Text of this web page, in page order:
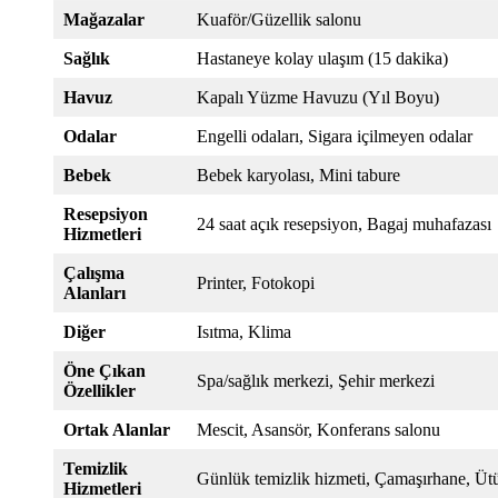
Mağazalar Kuaför/Güzellik salonu
Sağlık Hastaneye kolay ulaşım (15 dakika)
Havuz Kapalı Yüzme Havuzu (Yıl Boyu)
Odalar Engelli odaları, Sigara içilmeyen odalar
Bebek Bebek karyolası, Mini tabure
Resepsiyon
Hizmetleri
24 saat açık resepsiyon, Bagaj muhafazası
Çalışma
Alanları
Printer, Fotokopi
Diğer Isıtma, Klima
Öne Çıkan
Özellikler
Spa/sağlık merkezi, Şehir merkezi
Ortak Alanlar Mescit, Asansör, Konferans salonu
Temizlik
Hizmetleri
Günlük temizlik hizmeti, Çamaşırhane,